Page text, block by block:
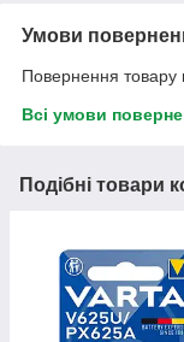
Умови
Повернення товару
Всі умови
Подібні товари